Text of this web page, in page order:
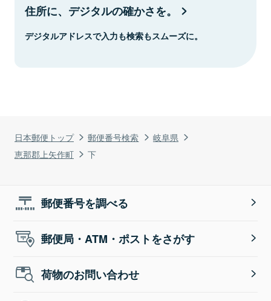
日本郵便トップ 郵便番号検索
岐阜県
恵那郡上矢作町
下
住所に、デジタルの確かさを。
デジタルアドレスで入力も検索もスムーズに。
郵便番号を調べる
郵便局・ATM・ポストをさがす
荷物のお問い合わせ